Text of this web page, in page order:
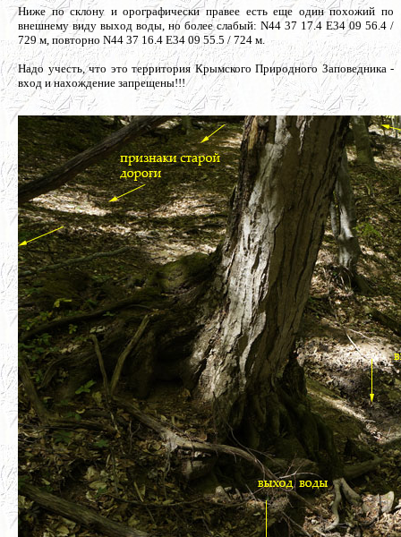
Ниже по склону и орографически правее есть еще один похожий по
внешнему виду выход воды, но более слабый: N44 37 17.4 E34 09 56.4 /
729 м, повторно N44 37 16.4 E34 09 55.5 / 724 м.
Надо учесть, что это территория Крымского Природного Заповедника -
вход и нахождение запрещены!!!